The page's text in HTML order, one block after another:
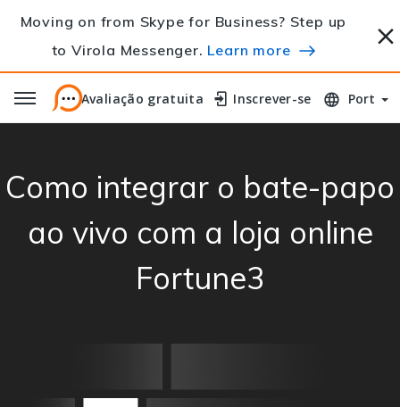
Moving on from Skype for Business? Step up
to Virola Messenger. Learn more
Avaliação gratuita
Avaliação gratuita Inscrever-se
Inscrever-se Port
Como integrar o bate-papo
ao vivo com a loja online
Fortune3